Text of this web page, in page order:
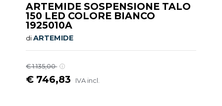
ARTEMIDE SOSPENSIONE TALO
150 LED COLORE BIANCO
1925010A
diARTEMIDE
€ 1.135,00
€ 746,83 IVA incl.